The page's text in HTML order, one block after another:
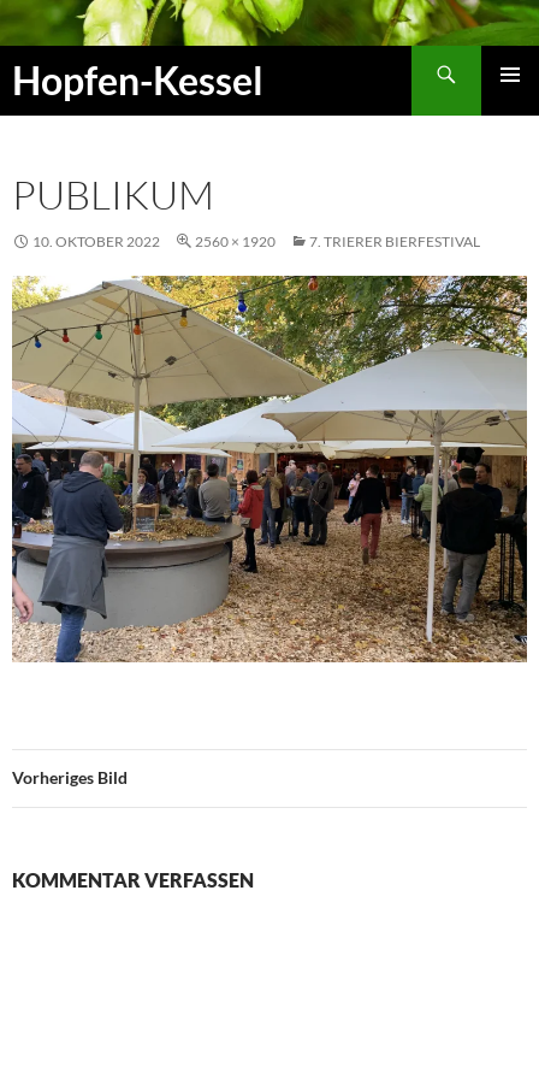
Zum
Inhalt
springen
Hopfen-Kessel
PUBLIKUM
10. OKTOBER 2022 2560 × 1920 7. TRIERER BIERFESTIVAL
Vorheriges Bild
KOMMENTAR VERFASSEN